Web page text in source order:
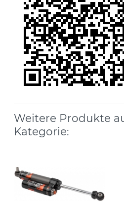
Weitere Produkte
Kategorie: